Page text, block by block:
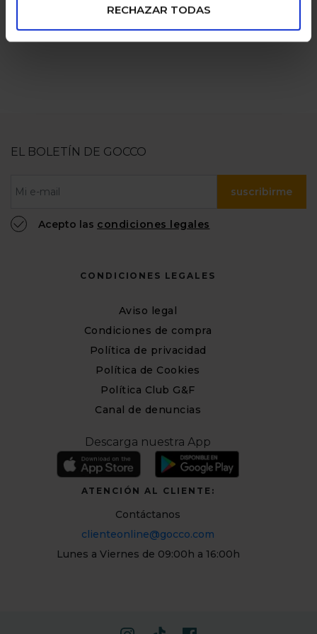
RECHAZAR TODAS
EL BOLETÍN DE GOCCO
suscribirme
Acepto las condiciones legales
CONDICIONES LEGALES
Aviso legal
Condiciones de compra
Política de privacidad
Política de Cookies
Política Club G&F
Canal de denuncias
Descarga nuestra App
ATENCIÓN AL CLIENTE:
Contáctanos
clienteonline@gocco.com
Lunes a Viernes de 09:00h a 16:00h